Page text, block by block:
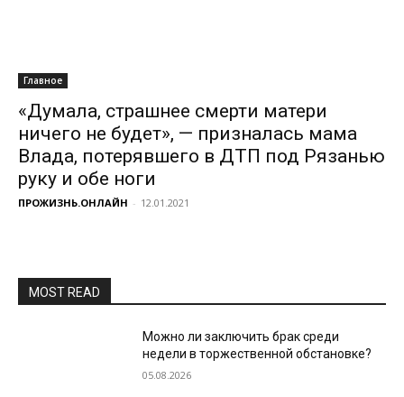
Главное
«Думала, страшнее смерти матери
ничего не будет», — призналась мама
Влада, потерявшего в ДТП под Рязанью
руку и обе ноги
ПРОЖИЗНЬ.ОНЛАЙН - 12.01.2021
MOST READ
Можно ли заключить брак среди
недели в торжественной обстановке?
05.08.2026